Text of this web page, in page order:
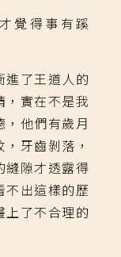
覺得事有蹊
了王道人的
，實在不是我
他們有歲月
牙齒剝落，
縫隙才透露得
不出這樣的歷
上了不合理的